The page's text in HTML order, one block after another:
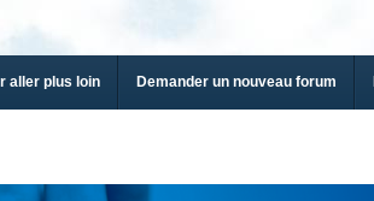
aller plus loin Demander un nouveau forum